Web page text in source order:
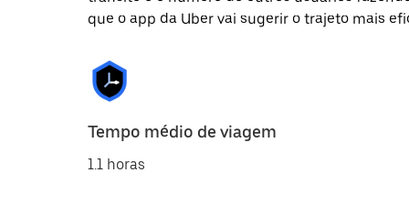
que o app da Uber vai sugerir o trajeto mais
Tempo médio de viagem
1.1 horas